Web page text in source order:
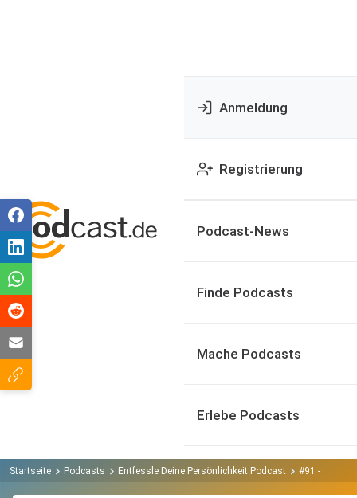
Anmeldung
Registrierung
Podcast-News
Finde Podcasts
Mache Podcasts
Erlebe Podcasts
Startseite Podcasts Entfessle Deine Persönlichkeit Podcast #91 - Sind